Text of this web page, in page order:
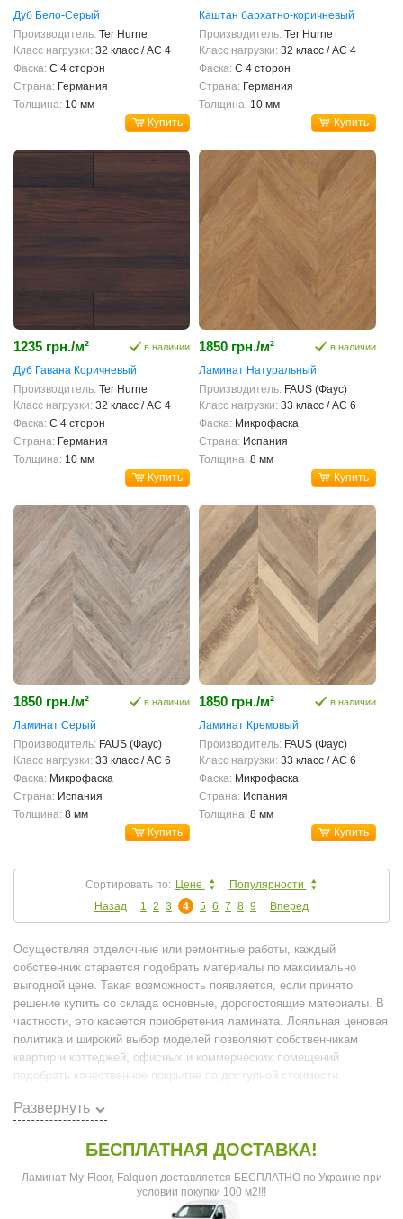
Дуб Бело-Серый
Производитель: Ter Hurne
Класс нагрузки: 32 класс / AC 4
Фаска: С 4 сторон
Страна: Германия
Толщина: 10 мм
Купить
Каштан бархатно-коричневый
Производитель: Ter Hurne
Класс нагрузки: 32 класс / AC 4
Фаска: С 4 сторон
Страна: Германия
Толщина: 10 мм
Купить
1235 грн./м² в наличии
Дуб Гавана Коричневый
Производитель: Ter Hurne
Класс нагрузки: 32 класс / AC 4
Фаска: С 4 сторон
Страна: Германия
Толщина: 10 мм
Купить
1850 грн./м² в наличии
Ламинат Натуральный
Производитель: FAUS (Фаус)
Класс нагрузки: 33 класс / AC 6
Фаска: Микрофаска
Страна: Испания
Толщина: 8 мм
Купить
1850 грн./м² в наличии
Ламинат Серый
Производитель: FAUS (Фаус)
Класс нагрузки: 33 класс / AC 6
Фаска: Микрофаска
Страна: Испания
Толщина: 8 мм
Купить
1850 грн./м² в наличии
Ламинат Кремовый
Производитель: FAUS (Фаус)
Класс нагрузки: 33 класс / AC 6
Фаска: Микрофаска
Страна: Испания
Толщина: 8 мм
Купить
Сортировать по: Цене
Популярности
Назад
1 2 3 4 5 6 7 8 9 Вперед
Осуществляя отделочные или ремонтные работы, каждый
собственник старается подобрать материалы по максимально
выгодной цене. Такая возможность появляется, если принято
решение купить со склада основные, дорогостоящие материалы. В
частности, это касается приобретения ламината. Лояльная ценовая
политика и широкий выбор моделей позволяют собственникам
квартир и коттеджей, офисных и коммерческих помещений
подобрать качественное покрытие по доступной стоимости.
Особенности формирования более
доступной цены
Проанализировав рынок отделочных материалов, не сложно прийти
цена на ламинат со склада заметно отличается от
розничных расценок. Это связанно, в первую очередь с тем, что на
Развернуть
БЕСПЛАТНАЯ ДОСТАВКА!
Ламинат My-Floor, Falquon доставляется БЕСПЛАТНО по Украине при
условии покупки 100 м2!!!